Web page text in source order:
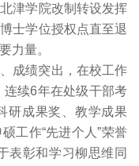
津学院改制转设发挥
士学位授权点直至退
力量。
成绩突出，在校工作
连续6年在处级干部考
研成果奖、教学成果
工作“先进个人”荣誉
表彰和学习柳思维同